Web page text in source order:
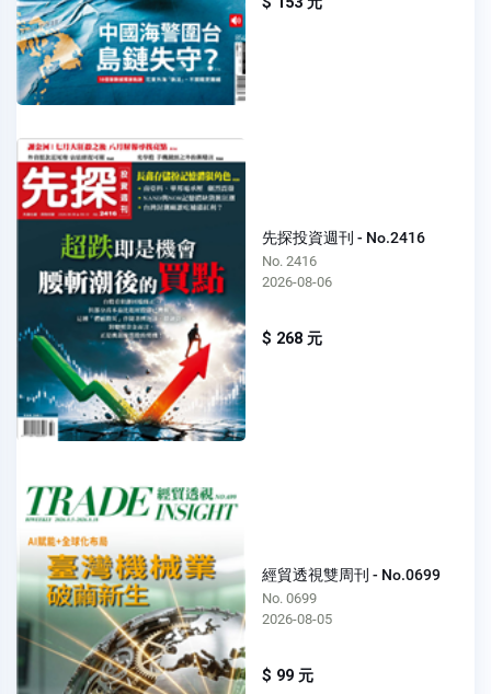
先探投資週刊 - No.2416
No. 2416
2026-08-06
$ 268 元
經貿透視雙周刊 - No.0699
No. 0699
2026-08-05
$ 99 元